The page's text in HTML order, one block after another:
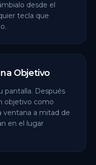
desde el
tecla que
Objetivo
pantalla. Después
objetivo como
ventana a mitad de
en el lugar